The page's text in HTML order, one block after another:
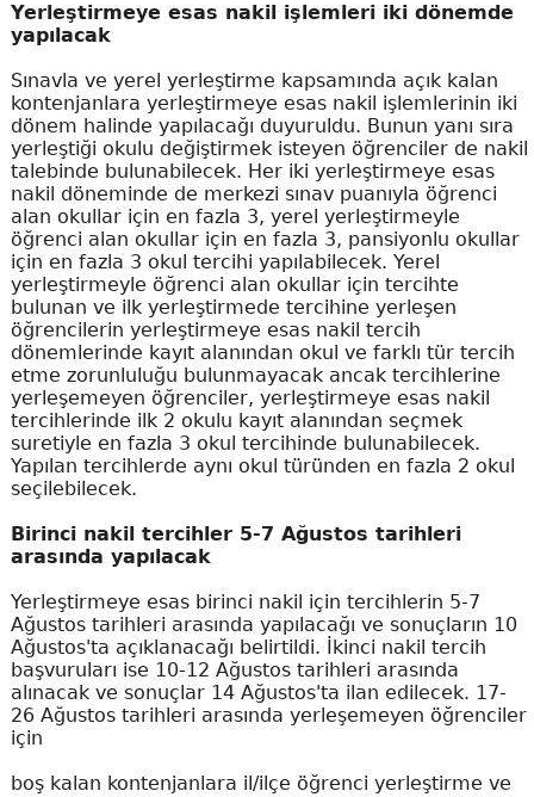
Yerleştirmeye esas nakil işlemleri iki dönemde
yapılacak
Sınavla ve yerel yerleştirme kapsamında açık kalan
kontenjanlara yerleştirmeye esas nakil işlemlerinin iki
dönem halinde yapılacağı duyuruldu. Bunun yanı sıra
yerleştiği okulu değiştirmek isteyen öğrenciler de nakil
talebinde bulunabilecek. Her iki yerleştirmeye esas
nakil döneminde de merkezi sınav puanıyla öğrenci
alan okullar için en fazla 3, yerel yerleştirmeyle
öğrenci alan okullar için en fazla 3, pansiyonlu okullar
için en fazla 3 okul tercihi yapılabilecek. Yerel
yerleştirmeyle öğrenci alan okullar için tercihte
bulunan ve ilk yerleştirmede tercihine yerleşen
öğrencilerin yerleştirmeye esas nakil tercih
dönemlerinde kayıt alanından okul ve farklı tür tercih
etme zorunluluğu bulunmayacak ancak tercihlerine
yerleşemeyen öğrenciler, yerleştirmeye esas nakil
tercihlerinde ilk 2 okulu kayıt alanından seçmek
suretiyle en fazla 3 okul tercihinde bulunabilecek.
Yapılan tercihlerde aynı okul türünden en fazla 2 okul
seçilebilecek.
Birinci nakil tercihler 5-7 Ağustos tarihleri
arasında yapılacak
Yerleştirmeye esas birinci nakil için tercihlerin 5-7
Ağustos tarihleri arasında yapılacağı ve sonuçların 10
Ağustos'ta açıklanacağı belirtildi. İkinci nakil tercih
başvuruları ise 10-12 Ağustos tarihleri arasında
alınacak ve sonuçlar 14 Ağustos'ta ilan edilecek. 17-
26 Ağustos tarihleri arasında yerleşemeyen öğrenciler
için
boş kalan kontenjanlara il/ilçe öğrenci yerleştirme ve